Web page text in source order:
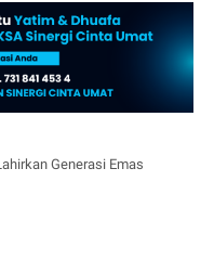
Generasi Emas